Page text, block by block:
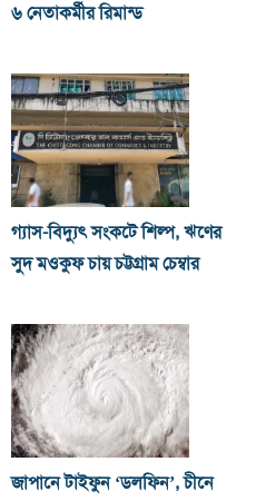
৬ নেতাকর্মীর রিমান্ড
গ্যাস-বিদ্যুৎ সংকটে শিল্প, ঋণের
সুদ মওকুফ চায় চট্টগ্রাম চেম্বার
জাপানে টাইফুন ‘ডলফিন’, চীনে